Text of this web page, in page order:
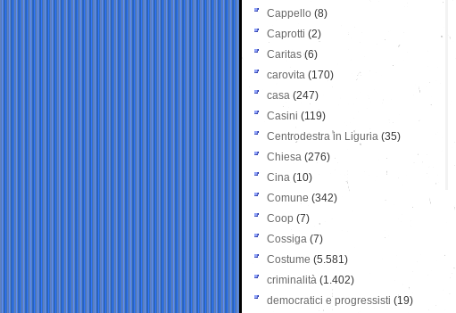
Cappello (8)
Caprotti (2)
Caritas (6)
carovita (170)
casa (247)
Casini (119)
Centrodestra in Liguria (35)
Chiesa (276)
Cina (10)
Comune (342)
Coop (7)
Cossiga (7)
Costume (5.581)
criminalità (1.402)
democratici e progressisti (19)